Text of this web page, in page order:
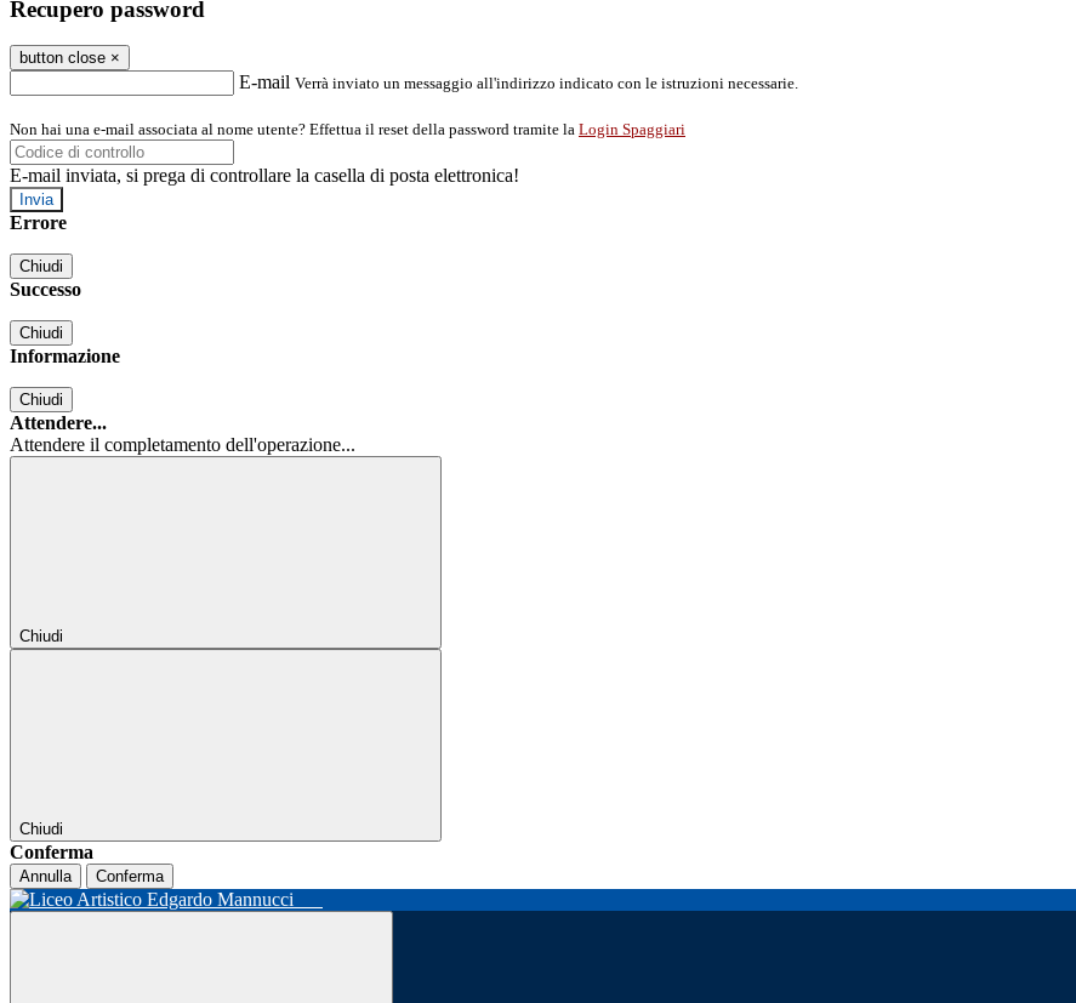
Recupero password
button close ×
E-mail Verrà inviato un messaggio all'indirizzo indicato con le istruzioni necessarie.
Non hai una e-mail associata al nome utente? Effettua il reset della password tramite la Login Spaggiari
E-mail inviata, si prega di controllare la casella di posta elettronica!
Errore
Chiudi
Successo
Chiudi
Informazione
Chiudi
Attendere...
Attendere il completamento dell'operazione...
Chiudi
Chiudi
Conferma
Annulla Conferma